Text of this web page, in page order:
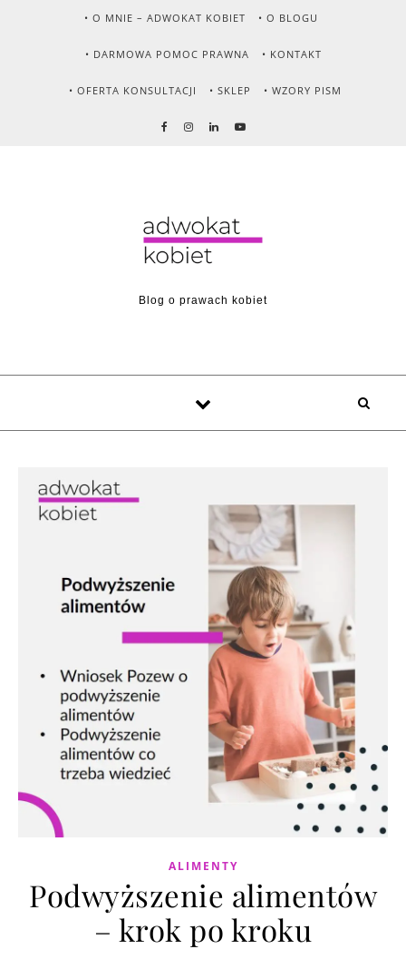
• O MNIE – ADWOKAT KOBIET • O BLOGU
• DARMOWA POMOC PRAWNA • KONTAKT
• OFERTA KONSULTACJI • SKLEP • WZORY PISM
Blog o prawach kobiet
ALIMENTY
Podwyższenie alimentów
– krok po kroku